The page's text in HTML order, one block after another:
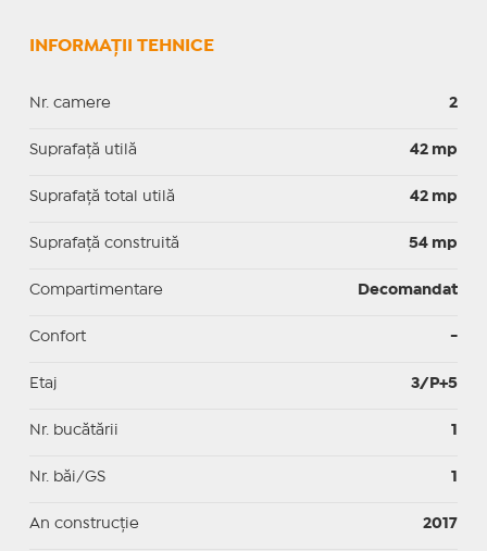
INFORMAȚII TEHNICE
Nr. camere 2
Suprafaţă utilă 42 mp
Suprafaţă total utilă 42 mp
Suprafaţă construită 54 mp
Compartimentare Decomandat
Confort -
Etaj 3/P+5
Nr. bucătării 1
Nr. băi/GS 1
An construcție 2017